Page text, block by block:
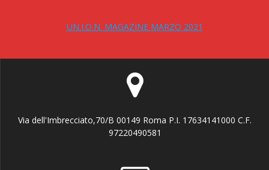
UN.I.O.N. MAGAZINE MARZO 2021
Via dell'Imbrecciato,70/B 00149 Roma P.I. 17634141000 C.F.
97220490581